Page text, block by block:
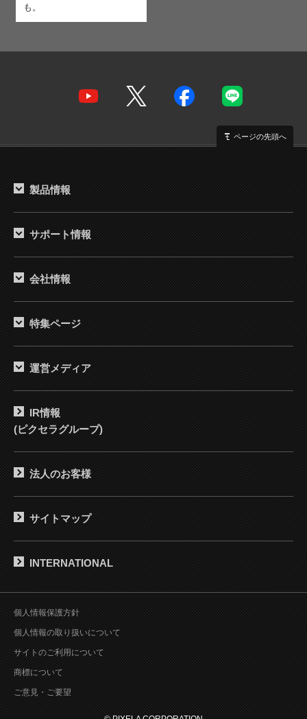
も。
ページの先頭へ
製品情報
サポート情報
会社情報
特集ページ
運営メディア
IR情報
(ピクセラグループ)
法人のお客様
サイトマップ
INTERNATIONAL
個人情報保護方針
個人情報の取り扱いについて
サイトのご利用について
商標について
ご意見・ご要望